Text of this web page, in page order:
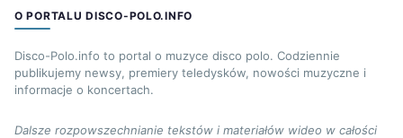
O PORTALU DISCO-POLO.INFO
Disco-Polo.info to portal o muzyce disco polo. Codziennie
publikujemy newsy, premiery teledysków, nowości muzyczne i
informacje o koncertach.
Dalsze rozpowszechnianie tekstów i materiałów wideo w całości